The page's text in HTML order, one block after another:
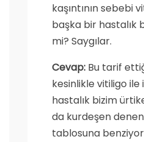
kaşıntının sebebi
başka bir hastalık
mi? Saygılar.
Cevap: Bu tarif
kesinlikle vitiligo ile
hastalık bizim
da kurdeşen
tablosuna